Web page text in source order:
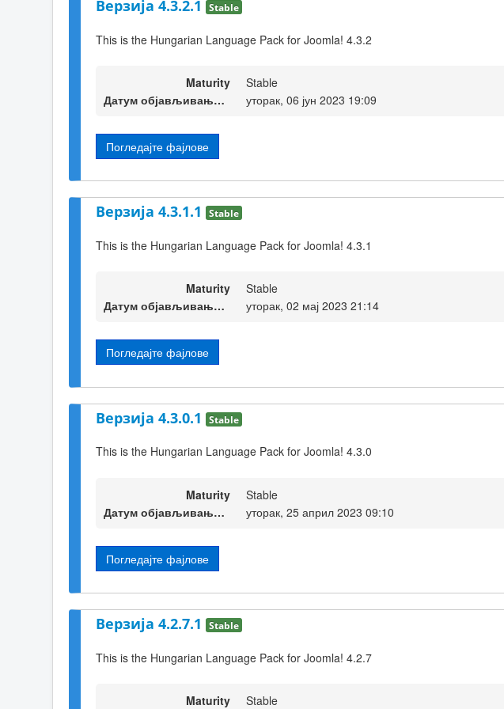
Верзија 4.3.2.1 Stable
This is the Hungarian Language Pack for Joomla! 4.3.2
Maturity
Stable
Датум објављивања верзије
уторак, 06 јун 2023 19:09
Погледајте фајлове
Верзија 4.3.1.1 Stable
This is the Hungarian Language Pack for Joomla! 4.3.1
Maturity
Stable
Датум објављивања верзије
уторак, 02 мај 2023 21:14
Погледајте фајлове
Верзија 4.3.0.1 Stable
This is the Hungarian Language Pack for Joomla! 4.3.0
Maturity
Stable
Датум објављивања верзије
уторак, 25 април 2023 09:10
Погледајте фајлове
Верзија 4.2.7.1 Stable
This is the Hungarian Language Pack for Joomla! 4.2.7
Maturity Stable